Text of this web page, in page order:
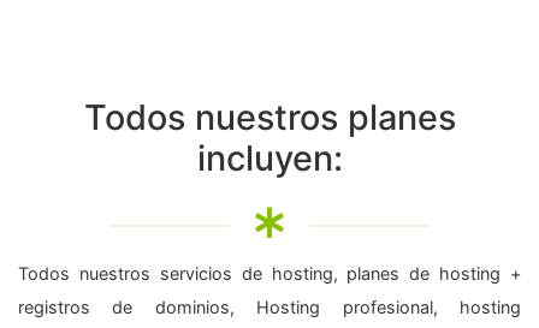
Todos nuestros planes
incluyen:
Todos nuestros servicios de hosting, planes de hosting +
registros de dominios, Hosting profesional, hosting